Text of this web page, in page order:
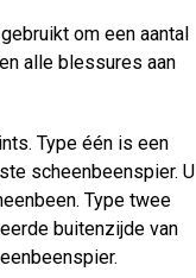
om een aantal
alle blessures aan
Type één is een
scheenbeenspier. U
Type twee
buitenzijde van